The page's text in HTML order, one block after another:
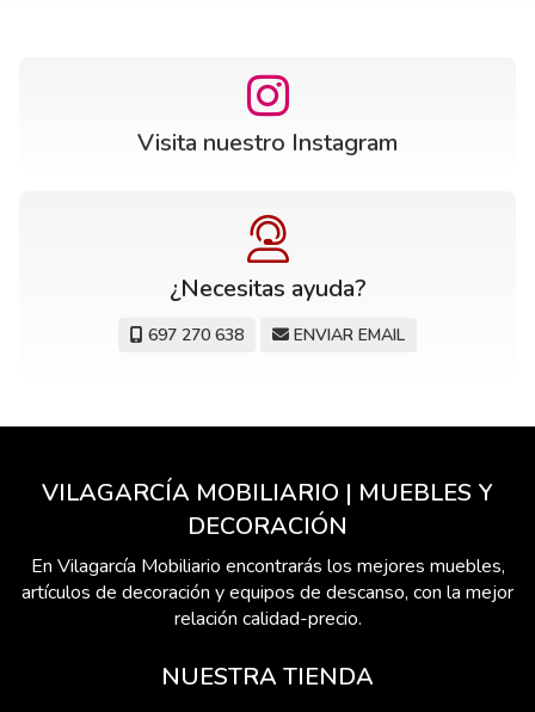
Visita nuestro Instagram
¿Necesitas ayuda?
697 270 638 ENVIAR EMAIL
VILAGARCÍA MOBILIARIO | MUEBLES Y
DECORACIÓN
En Vilagarcía Mobiliario encontrarás los mejores muebles,
artículos de decoración y equipos de descanso, con la mejor
relación calidad-precio.
NUESTRA TIENDA